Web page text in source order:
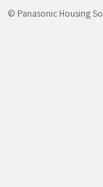
© Panasonic Housing